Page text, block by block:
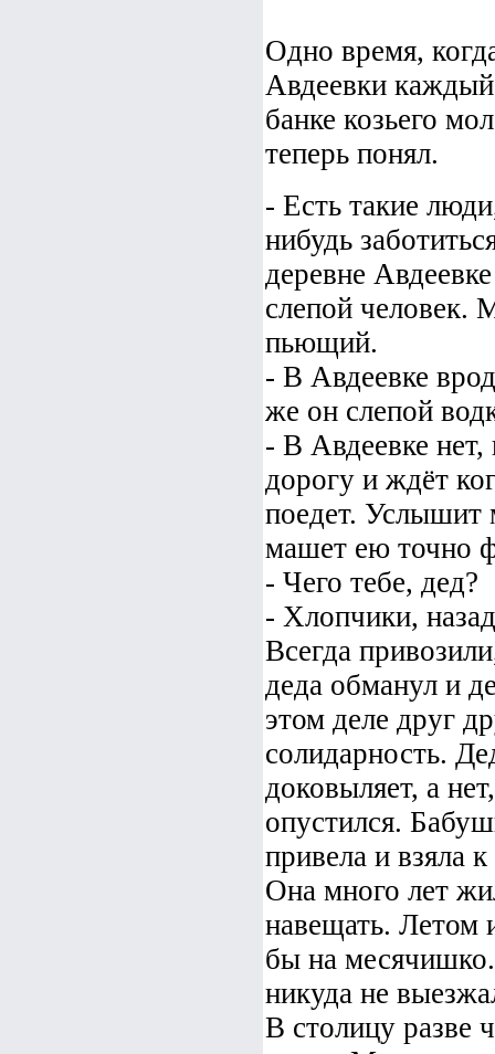
Одно время,
Авдеевки каждый
банке козьего
теперь понял.
- Есть такие
нибудь
деревне
слепой человек.
пьющий.
- В Авдеевке
же он слепой
- В Авдеевке
дорогу и ждёт
поедет. Услышит
машет ею точно
- Чего тебе, дед?
- Хлопчики,
Всегда
деда обманул и
этом деле друг
солидарность.
доковыляет, а
опустился.
привела и взяла
Она много лет
навещать. Летом
бы на
никуда не
В столицу разве